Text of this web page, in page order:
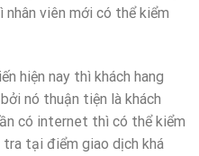
nhân viên mới có thể kiểm
hiện nay thì khách hang
nó thuận tiện là khách
có internet thì có thể kiểm
tại điểm giao dịch khá